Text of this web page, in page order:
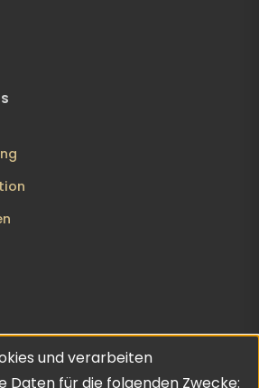
| copyleft 2026 | theme inspired by
und verarbeiten
Daten für die folgenden Zwecke: